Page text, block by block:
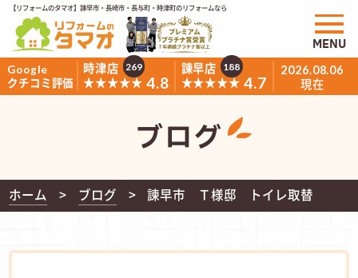
【リフォームのタマオ】諫早市・長崎市・長与町・時津町のリフォームなら
Google
クチコミ評価
時津店
★★★★★ 4.8
269
諫早店
★★★★★ 4.7
188 2026.08.06
現在
MENU
ブログ
ホーム ブログ 諫早市 Ｔ様邸 トイレ取替